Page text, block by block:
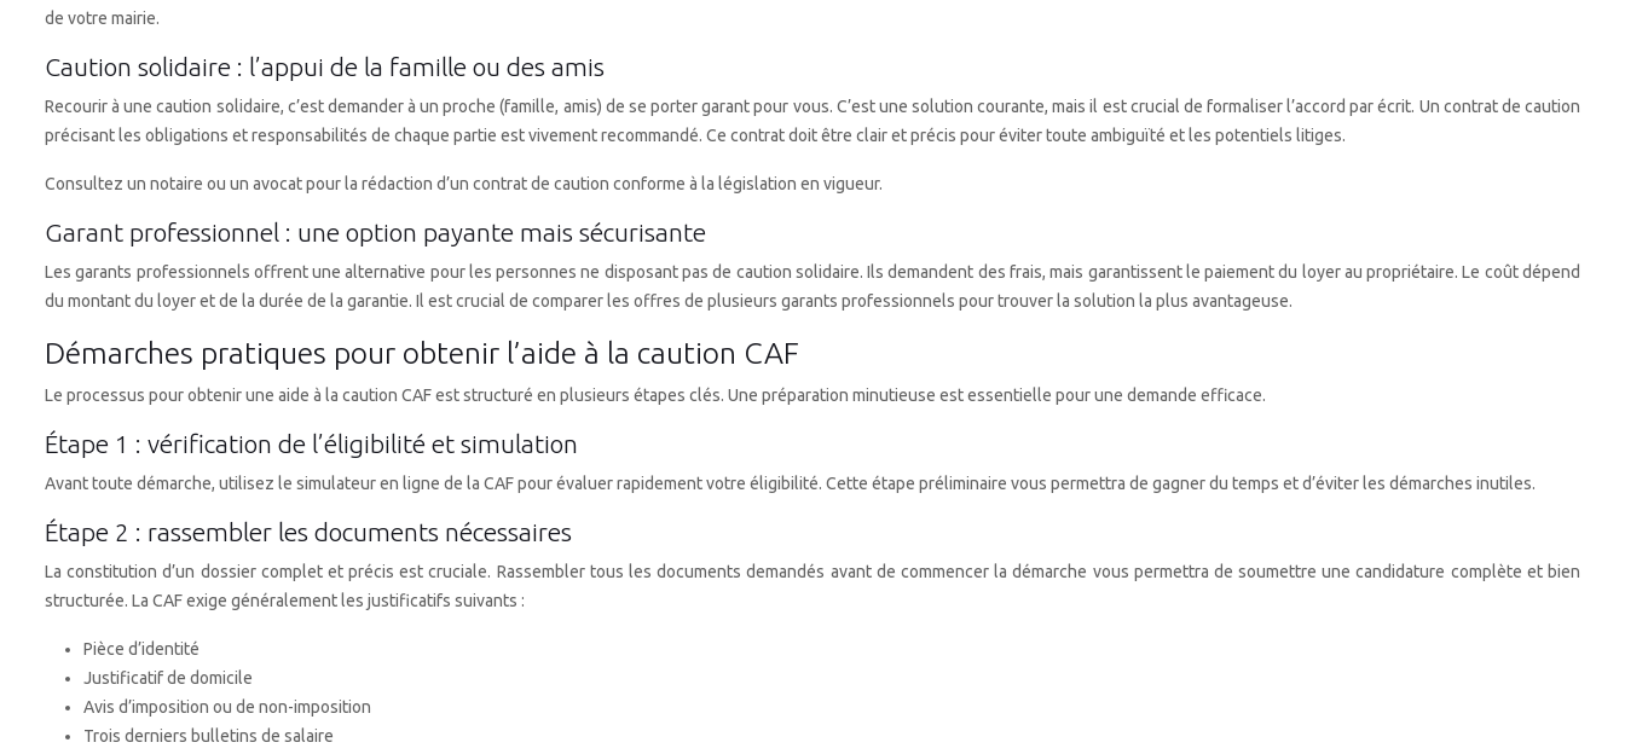
de votre mairie.
Caution solidaire : l’appui de la famille ou des amis
Recourir à une caution solidaire, c’est demander à un proche (famille, amis) de se porter garant pour vous. C’est une solution courante, mais il est crucial de formaliser l’accord par écrit. Un contrat de caution
précisant les obligations et responsabilités de chaque partie est vivement recommandé. Ce contrat doit être clair et précis pour éviter toute ambiguïté et les potentiels litiges.
Consultez un notaire ou un avocat pour la rédaction d’un contrat de caution conforme à la législation en vigueur.
Garant professionnel : une option payante mais sécurisante
Les garants professionnels offrent une alternative pour les personnes ne disposant pas de caution solidaire. Ils demandent des frais, mais garantissent le paiement du loyer au propriétaire. Le coût dépend
du montant du loyer et de la durée de la garantie. Il est crucial de comparer les offres de plusieurs garants professionnels pour trouver la solution la plus avantageuse.
Démarches pratiques pour obtenir l’aide à la caution CAF
Le processus pour obtenir une aide à la caution CAF est structuré en plusieurs étapes clés. Une préparation minutieuse est essentielle pour une demande efficace.
Étape 1 : vérification de l’éligibilité et simulation
Avant toute démarche, utilisez le simulateur en ligne de la CAF pour évaluer rapidement votre éligibilité. Cette étape préliminaire vous permettra de gagner du temps et d’éviter les démarches inutiles.
Étape 2 : rassembler les documents nécessaires
La constitution d’un dossier complet et précis est cruciale. Rassembler tous les documents demandés avant de commencer la démarche vous permettra de soumettre une candidature complète et bien
structurée. La CAF exige généralement les justificatifs suivants :
Pièce d’identité
Justificatif de domicile
Avis d’imposition ou de non-imposition
Trois derniers bulletins de salaire